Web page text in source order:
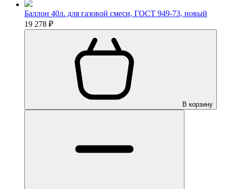
Баллон 40л. для газовой смеси, ГОСТ 949-73, новый
19 278 ₽
В корзину